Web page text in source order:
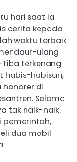
hari saat ia
cerita kepada
waktu terbaik
ulang
tiba terkenang
habis-habisan,
honorer di
Selama
tak naik-naik.
pemerintah,
dua mobil